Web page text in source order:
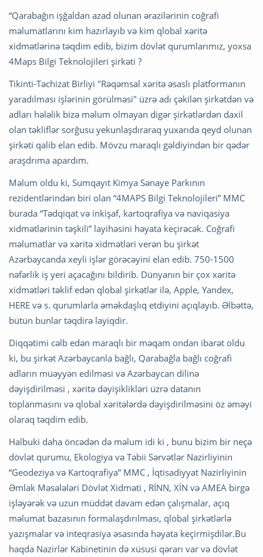
“Qarabağın işğaldan azad olunan ərazilərinin coğrafi
məlumatlarını kim hazırlayıb və kim qlobal xəritə
xidmətlərinə təqdim edib, bizim dövlət qurumlarımız, yoxsa
4Maps Bilgi Teknolojileri şirkəti ?
Tikinti-Təchizat Birliyi "Rəqəmsal xəritə əsaslı platformanın
yaradılması işlərinin görülməsi" üzrə adı çəkilən şirkətdən və
adları hələlik bizə məlum olmayan digər şirkətlərdən daxil
olan təkliflər sorğusu yekunlaşdıraraq yuxarıda qeyd olunan
şirkəti qalib elan edib. Mövzu maraqlı gəldiyindən bir qədər
araşdrıma apardım.
Məlum oldu ki, Sumqayıt Kimya Sənaye Parkının
rezidentlərindən biri olan “4MAPS Bilgi Teknolojileri” MMC
burada “Tədqiqat və inkişaf, kartoqrafiya və naviqasiya
xidmətlərinin təşkili” layihəsini həyata keçirəcək. Coğrafi
məlumatlar və xəritə xidmətləri verən bu şirkət
Azərbaycanda xeyli işlər görəcəyini elan edib. 750-1500
nəfərlik iş yeri açacağını bildirib. Dünyanın bir çox xəritə
xidmətləri təklif edən qlobal şirkətlər ilə, Apple, Yandex,
HERE və s. qurumlarla əməkdaşlıq etdiyini açıqlayıb. Əlbəttə,
bütün bunlar təqdirə layiqdir.
Diqqətimi cəlb edən maraqlı bir məqam ondan ibarət oldu
ki, bu şirkət Azərbaycanla bağlı, Qarabağla bağlı coğrafi
adların müəyyən edilməsi və Azərbaycan dilinə
dəyişdirilməsi , xəritə dəyişiklikləri üzrə datanın
toplanmasını və qlobal xəritələrdə dəyişdirilməsini öz əməyi
olaraq təqdim edib.
Halbuki daha öncədən də məlum idi ki , bunu bizim bir neçə
dövlət qurumu, Ekologiya və Təbii Sərvətlər Nazirliyinin
“Geodeziya və Kartoqrafiya” MMC , İqtisadiyyat Nazirliyinin
Əmlak Məsələləri Dövlət Xidməti , RİNN, XİN və AMEA birgə
işləyərək və uzun müddət davam edən çalışmalar, açıq
məlumat bazasının formalaşdırılması, qlobal şirkətlərlə
yazışmalar və inteqrasiya əsasında həyata keçirmişdilər.Bu
haqda Nazirlər Kabinetinin də xüsusi qərarı var və dövlət